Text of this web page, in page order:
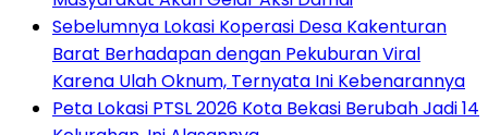
Sebelumnya Lokasi Koperasi Desa Kakenturan
Barat Berhadapan dengan Pekuburan Viral
Karena Ulah Oknum, Ternyata Ini Kebenarannya
Peta Lokasi PTSL 2026 Kota Bekasi Berubah Jadi 14